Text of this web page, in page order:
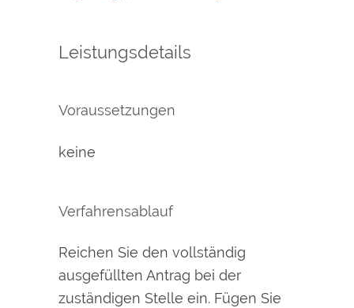
Leistungsdetails
Voraussetzungen
keine
Verfahrensablauf
Reichen Sie den vollständig
ausgefüllten Antrag bei der
zuständigen Stelle ein. Fügen Sie